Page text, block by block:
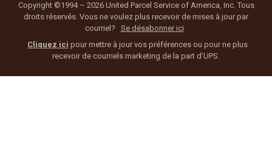
Copyright ©1994 – 2026 United Parcel Service of America, Inc. Tous
droits réservés. Vous ne voulez plus recevoir de mises à jour par
courriel?
Se désabonner ici
Cliquez ici pour mettre à jour vos préférences ou pour ne plus
recevoir de courriels marketing de la part d’UPS.